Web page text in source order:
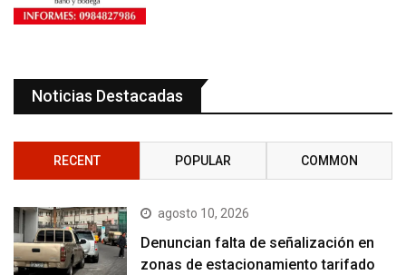
Noticias Destacadas
RECENT POPULAR COMMON
agosto 10, 2026
Denuncian falta de señalización en
zonas de estacionamiento tarifado